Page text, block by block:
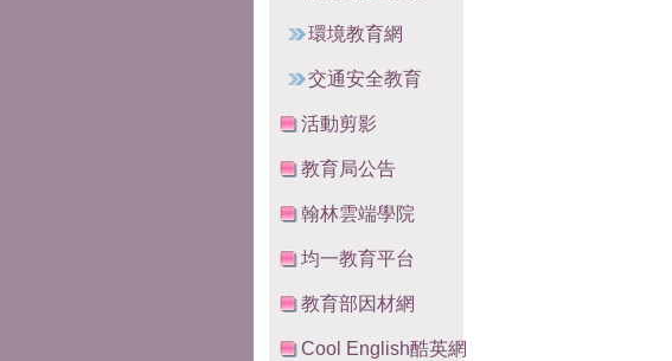
環境教育網
交通安全教育
活動剪影
教育局公告
翰林雲端學院
均一教育平台
教育部因材網
Cool English酷英網